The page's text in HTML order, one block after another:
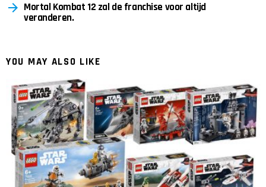
Mortal Kombat 12 zal de franchise voor altijd
veranderen.
YOU MAY ALSO LIKE